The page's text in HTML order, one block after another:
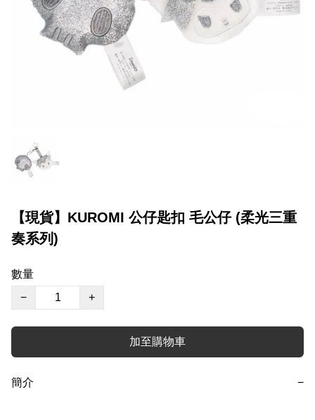
【現貨】KUROMI 公仔匙扣 毛公仔 (柔光三重
奏系列)
數量
−
+
加至購物車
簡介 −